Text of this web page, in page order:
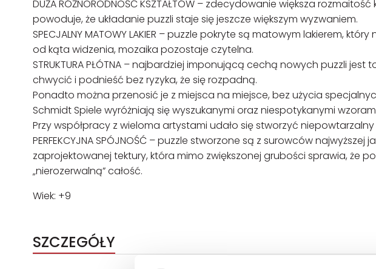
DUŻA RÓŻNORODNOŚĆ KSZTAŁTÓW – zdecydowanie większa
powoduje, że układanie puzzli staje się jeszcze większym wyzwaniem.
SPECJALNY MATOWY LAKIER – puzzle pokryte są matowym lakierem,
od kąta widzenia, mozaika pozostaje czytelna.
STRUKTURA PŁÓTNA – najbardziej imponującą cechą nowych puzzli jest
chwycić i podnieść bez ryzyka, że się rozpadną.
Ponadto można przenosić je z miejsca na miejsce, bez użycia
Schmidt Spiele wyróżniają się wyszukanymi oraz niespotykanymi
Przy współpracy z wieloma artystami udało się stworzyć niepowtarzalny
PERFEKCYJNA SPÓJNOŚĆ – puzzle stworzone są z surowców najwyższej
zaprojektowanej tektury, która mimo zwiększonej grubości sprawia, że
„nierozerwalną” całość.
Wiek: +9
SZCZEGÓŁY